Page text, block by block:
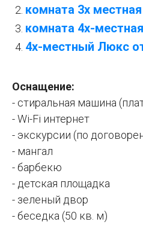
комната 3х
комната 4х-
4х-местный Люкс
Оснащение:
- стиральная машина
- Wi-Fi интернет
- экскурсии (по
- мангал
- барбекю
- детская площадка
- зеленый двор
- беседка (50 кв. м)